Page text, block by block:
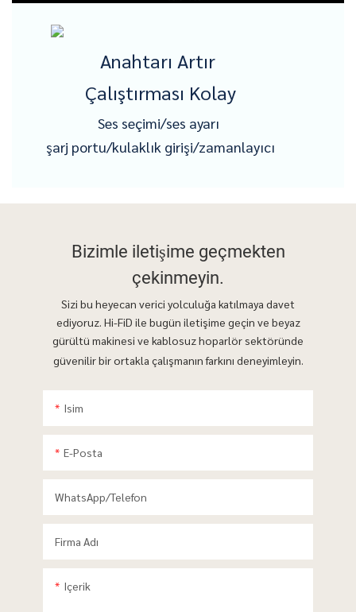
Anahtarı Artır
Çalıştırması Kolay
Ses seçimi/ses ayarı
şarj portu/kulaklık girişi/zamanlayıcı
Bizimle iletişime geçmekten
çekinmeyin.
Sizi bu heyecan verici yolculuğa katılmaya davet
ediyoruz. Hi-FiD ile bugün iletişime geçin ve beyaz
gürültü makinesi ve kablosuz hoparlör sektöründe
güvenilir bir ortakla çalışmanın farkını deneyimleyin.
Isim
E-Posta
WhatsApp/telefon
Firma Adı
Içerik